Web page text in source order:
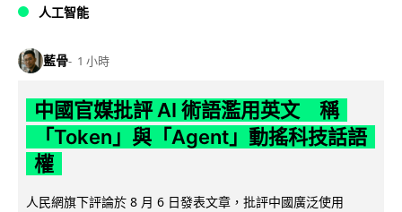
人工智能
藍骨 1 小時
中國官媒批評 AI 術語濫用英文 稱
「Token」與「Agent」動搖科技話語
權
人民網旗下評論於 8 月 6 日發表文章，批評中國廣泛使用